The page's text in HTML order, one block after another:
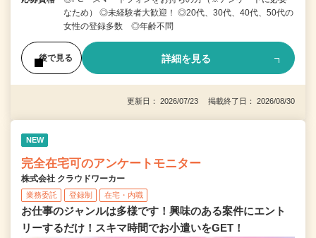
なため） ◎未経験者大歓迎！ ◎20代、30代、40代、50代の
女性の登録多数 ◎年齢不問
後で見る 詳細を見る
更新日： 2026/07/23 掲載終了日： 2026/08/30
NEW
完全在宅可のアンケートモニター
株式会社 クラウドワーカー
業務委託 登録制 在宅・内職
お仕事のジャンルは多様です！興味のある案件にエント
リーするだけ！スキマ時間でお小遣いをGET！